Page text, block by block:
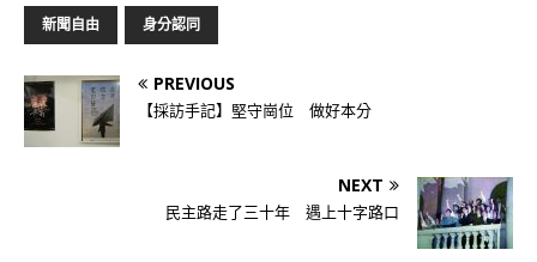
新聞自由 身分認同
PREVIOUS
【採訪手記】堅守崗位 做好本分
NEXT
民主路走了三十年 遇上十字路口